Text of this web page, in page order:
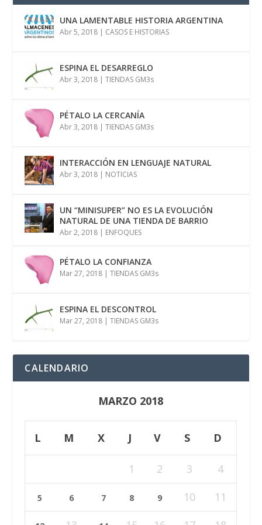
UNA LAMENTABLE HISTORIA ARGENTINA
Abr 5, 2018 | CASOS E HISTORIAS
ESPINA EL DESARREGLO
Abr 3, 2018 |TIENDAS GM3s
PÉTALO LA CERCANÍA
Abr 3, 2018 |TIENDAS GM3s
INTERACCIÓN EN LENGUAJE NATURAL
Abr 3, 2018 | NOTICIAS
UN “MINISUPER” NO ES LA EVOLUCIÓN
NATURAL DE UNA TIENDA DE BARRIO
Abr 2, 2018 | ENFOQUES
PÉTALO LA CONFIANZA
Mar 27, 2018 |TIENDAS GM3s
ESPINA EL DESCONTROL
Mar 27, 2018 |TIENDAS GM3s
CALENDARIO
MARZO 2018
L M X J V S D
1 2 3 4
5 6 7 8 9 10 11